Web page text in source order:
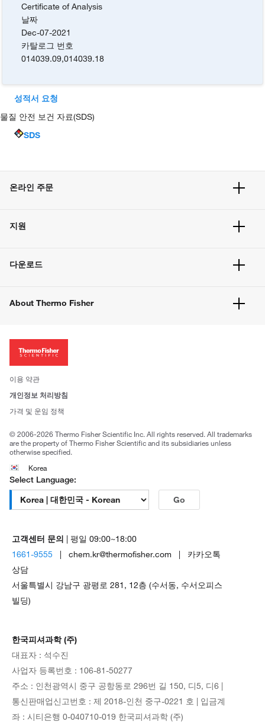
Certificate of Analysis
날짜
Dec-07-2021
카탈로그 번호
014039.09,014039.18
성적서 요청
물질 안전 보건 자료(SDS)
SDS
온라인 주문
주문 방법
벌크 주문
지원
고객 센터
웹사이트 개선사항
다운로드
About Thermo Fisher
투자자
사회적 책임
브랜드
이용 약관
개인정보 처리방침
가격 및 운임 정책
© 2006-2026 Thermo Fisher Scientific Inc. All rights reserved. All trademarks
are the property of Thermo Fisher Scientific and its subsidiaries unless
otherwise specified.
Korea
Select Language:
Go
고객센터 문의 | 평일 09:00~18:00
1661-9555 | chem.kr@thermofisher.com | 카카오톡
상담
서울특별시 강남구 광평로 281, 12층 (수서동, 수서오피스
빌딩)
한국피셔과학 (주)
대표자 : 석수진
사업자 등록번호 : 106-81-50277
주소 : 인천광역시 중구 공항동로 296번 길 150, 디5, 디6 |
통신판매업신고번호 : 제 2018-인천 중구-0221 호 | 입금계
좌 : 시티은행 0-040710-019 한국피셔과학 (주)